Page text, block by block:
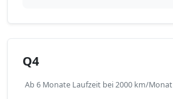
Q4
Ab 6 Monate Laufzeit bei 2000 km/Monat